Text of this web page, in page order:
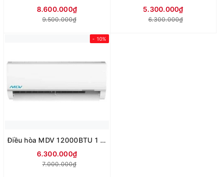
8.600.000₫
9.500.000₫
5.300.000₫
6.300.000₫
- 10%
Điều hòa MDV 12000BTU 1 chiều Inverter MDVG-13CRN8
6.300.000₫
7.000.000₫